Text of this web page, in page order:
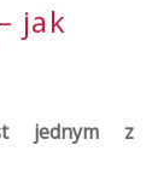
jak
jednym z